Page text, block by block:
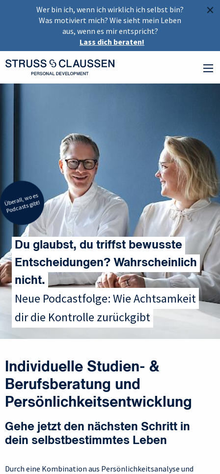
×
Wer bin ich, wenn ich wirklich ich selbst bin?
Was motiviert mich? Wie sieht mein Leben
aus, wenn es mir entspricht?
Lass dich beraten!
Du glaubst, du triffst bewusste
Entscheidungen? Wahrscheinlich
nicht.
Neue Podcastfolge: Wie Achtsamkeit
dir die Kontrolle zurückgibt
Überall,
wo es
Podcasts gibt!
Individuelle Studien- &
Berufsberatung und
Persönlichkeitsentwicklung
Gehe jetzt den nächsten Schritt in
dein selbstbestimmtes Leben
Durch eine Kombination aus Persönlichkeitsanalyse und